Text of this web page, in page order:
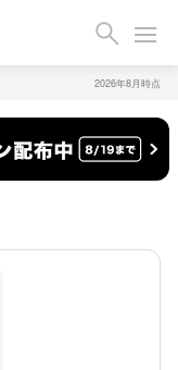
2026年8月時点